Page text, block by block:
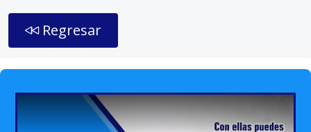
Regresar